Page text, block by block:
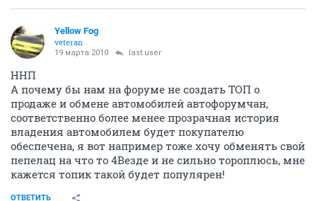
Yellow Fog
veteran
19 марта 2010 last user
ННП
А почему бы нам на форуме не создать ТОП о
продаже и обмене автомобилей автофорумчан,
соответственно более менее прозрачная история
владения автомобилем будет покупателю
обеспечена, я вот например тоже хочу обменять свой
пепелац на что то 4Везде и не сильно тороплюсь, мне
кажется топик такой будет популярен!
ОТВЕТИТЬ